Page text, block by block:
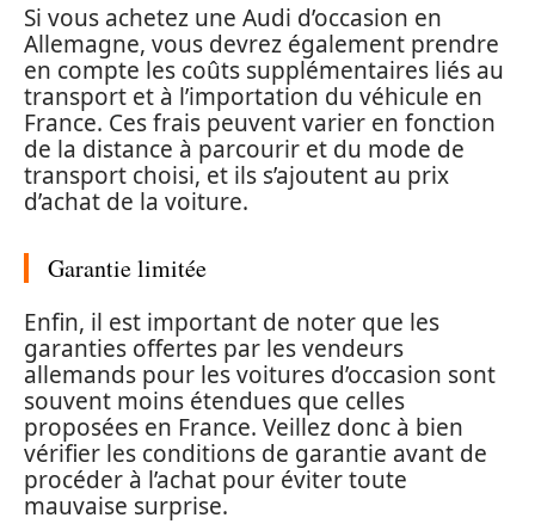
Si vous achetez une Audi d’occasion en
Allemagne, vous devrez également prendre
en compte les coûts supplémentaires liés au
transport et à l’importation du véhicule en
France. Ces frais peuvent varier en fonction
de la distance à parcourir et du mode de
transport choisi, et ils s’ajoutent au prix
d’achat de la voiture.
Garantie limitée
Enfin, il est important de noter que les
garanties offertes par les vendeurs
allemands pour les voitures d’occasion sont
souvent moins étendues que celles
proposées en France. Veillez donc à bien
vérifier les conditions de garantie avant de
procéder à l’achat pour éviter toute
mauvaise surprise.